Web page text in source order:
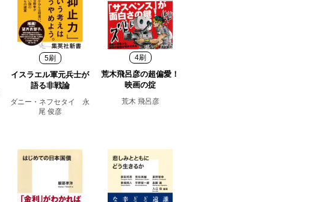
5刷
イスラエル軍元兵士が
語る非戦論
ダニー・ネフセタイ 永
尾 俊彦
4刷
荒木飛呂彦の超偏愛！
映画の掟
荒木 飛呂彦